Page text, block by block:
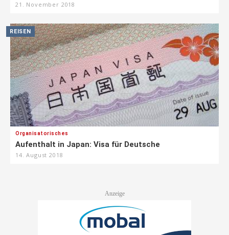
21. November 2018
REISEN
Organisatorisches
Aufenthalt in Japan: Visa für Deutsche
14. August 2018